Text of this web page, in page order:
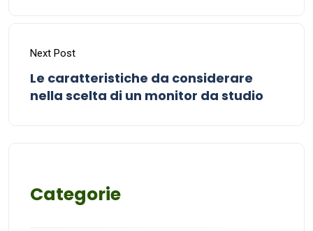
Next Post
Le caratteristiche da considerare
nella scelta di un monitor da studio
Categorie